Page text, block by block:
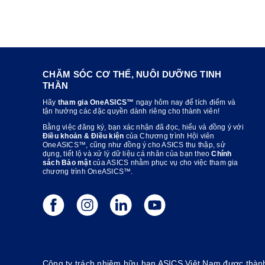
CHĂM SÓC CƠ THỂ, NUÔI DƯỠNG TINH
THẦN
Hãy tham gia OneASICS™ ngay hôm nay để tích điểm và
tận hưởng các đặc quyền dành riêng cho thành viên!
Bằng việc đăng ký, bạn xác nhận đã đọc, hiểu và đồng ý với
Điều khoản & Điều kiện của Chương trình Hội viên
OneASICS™, cũng như đồng ý cho ASICS thu thập, sử
dụng, tiết lộ và xử lý dữ liệu cá nhân của bạn theoChính
sách Bảo mậtcủa ASICS nhằm phục vụ cho việc tham gia
chương trình OneASICS™.